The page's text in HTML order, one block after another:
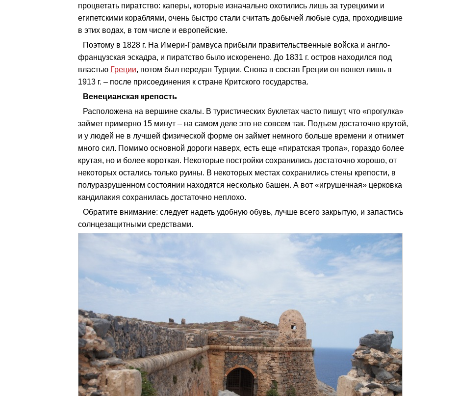
процветать пиратство: каперы, которые изначально охотились лишь за турецкими и
египетскими кораблями, очень быстро стали считать добычей любые суда, проходившие
в этих водах, в том числе и европейские.
Поэтому в 1828 г. На Имери-Грамвуса прибыли правительственные войска и англо-
французская эскадра, и пиратство было искоренено. До 1831 г. остров находился под
властью Греции, потом был передан Турции. Снова в состав Греции он вошел лишь в
1913 г. – после присоединения к стране Критского государства.
Венецианская крепость
Расположена на вершине скалы. В туристических буклетах часто пишут, что «прогулка»
займет примерно 15 минут – на самом деле это не совсем так. Подъем достаточно крутой,
и у людей не в лучшей физической форме он займет немного больше времени и отнимет
много сил. Помимо основной дороги наверх, есть еще «пиратская тропа», гораздо более
крутая, но и более короткая. Некоторые постройки сохранились достаточно хорошо, от
некоторых остались только руины. В некоторых местах сохранились стены крепости, в
полуразрушенном состоянии находятся несколько башен. А вот «игрушечная» церковка
кандилакия сохранилась достаточно неплохо.
Обратите внимание: следует надеть удобную обувь, лучше всего закрытую, и запастись
солнцезащитными средствами.